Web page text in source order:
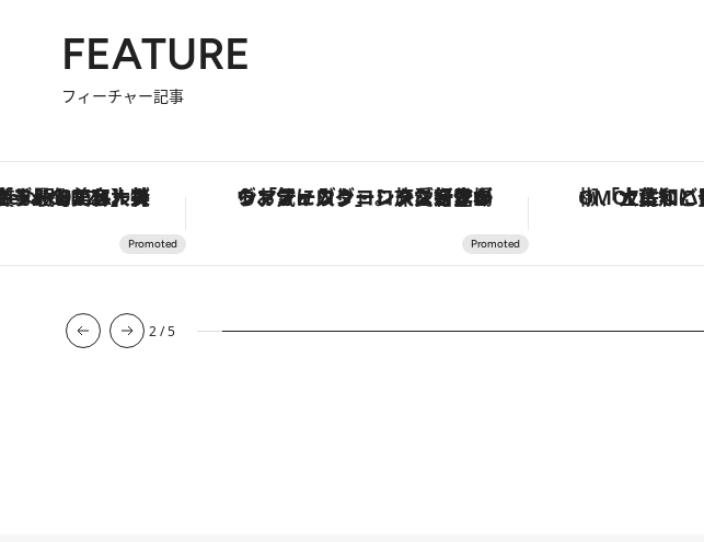
FEATURE
フィーチャー記事
ヴァシュロン・コンスタンタン「オーヴァーシーズ・オートマティック」。旅愛好家のお気に入りコレクションから、ジェンダーレスな新作が登場 「土佐和ハーブかき氷」がOMO7高知に登場！生姜、山椒、大葉など目にも舌にも涼を呼ぶ郷土の味
3/5